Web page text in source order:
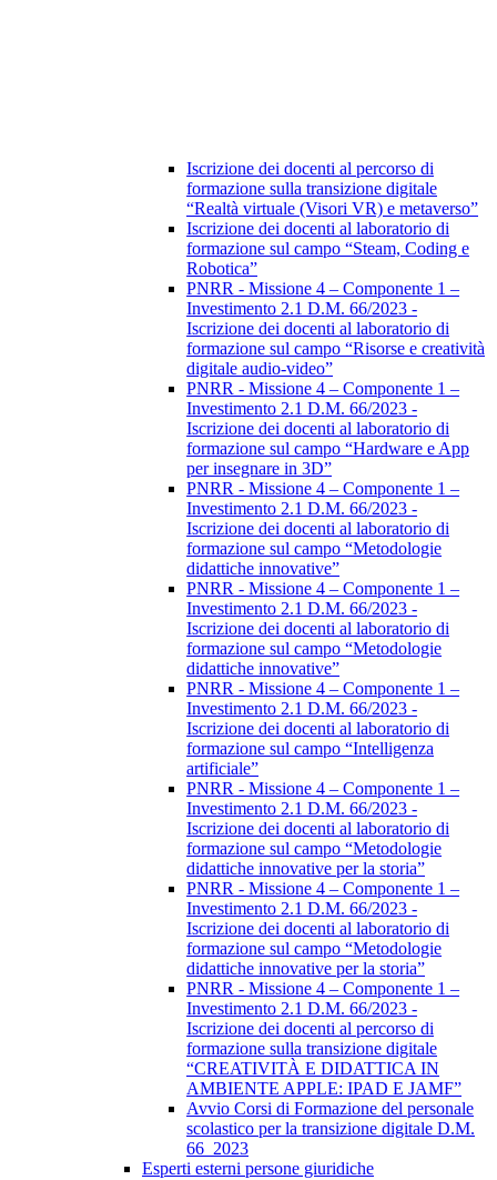
Iscrizione dei docenti al percorso di
formazione sulla transizione digitale
“Realtà virtuale (Visori VR) e metaverso”
Iscrizione dei docenti al laboratorio di
formazione sul campo “Steam, Coding e
Robotica”
PNRR - Missione 4 – Componente 1 –
Investimento 2.1 D.M. 66/2023 -
Iscrizione dei docenti al laboratorio di
formazione sul campo “Risorse e creatività
digitale audio-video”
PNRR - Missione 4 – Componente 1 –
Investimento 2.1 D.M. 66/2023 -
Iscrizione dei docenti al laboratorio di
formazione sul campo “Hardware e App
per insegnare in 3D”
PNRR - Missione 4 – Componente 1 –
Investimento 2.1 D.M. 66/2023 -
Iscrizione dei docenti al laboratorio di
formazione sul campo “Metodologie
didattiche innovative”
PNRR - Missione 4 – Componente 1 –
Investimento 2.1 D.M. 66/2023 -
Iscrizione dei docenti al laboratorio di
formazione sul campo “Metodologie
didattiche innovative”
PNRR - Missione 4 – Componente 1 –
Investimento 2.1 D.M. 66/2023 -
Iscrizione dei docenti al laboratorio di
formazione sul campo “Intelligenza
artificiale”
PNRR - Missione 4 – Componente 1 –
Investimento 2.1 D.M. 66/2023 -
Iscrizione dei docenti al laboratorio di
formazione sul campo “Metodologie
didattiche innovative per la storia”
PNRR - Missione 4 – Componente 1 –
Investimento 2.1 D.M. 66/2023 -
Iscrizione dei docenti al laboratorio di
formazione sul campo “Metodologie
didattiche innovative per la storia”
PNRR - Missione 4 – Componente 1 –
Investimento 2.1 D.M. 66/2023 -
Iscrizione dei docenti al percorso di
formazione sulla transizione digitale
“CREATIVITÀ E DIDATTICA IN
AMBIENTE APPLE: IPAD E JAMF”
Avvio Corsi di Formazione del personale
scolastico per la transizione digitale D.M.
66_2023
Esperti esterni persone giuridiche